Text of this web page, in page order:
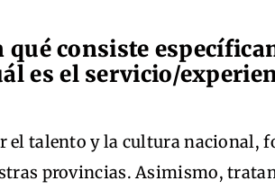
consiste
es el servicio/
el talento y la cultura nacional,
provincias. Asimismo,